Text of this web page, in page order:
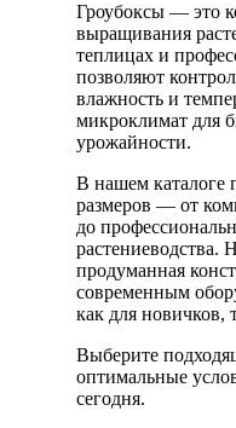
Гроубоксы — это
выращивания
теплицах и
позволяют
влажность и
микроклимат для
урожайности.
В нашем каталоге
размеров — от
до
растениеводства.
продуманная
современным
как для новичков,
Выберите
оптимальные
сегодня.